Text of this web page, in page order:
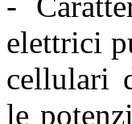
elettrici
cellulari
le